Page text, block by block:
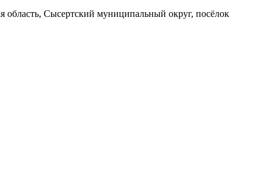
область, Сысертский муниципальный округ, посёлок